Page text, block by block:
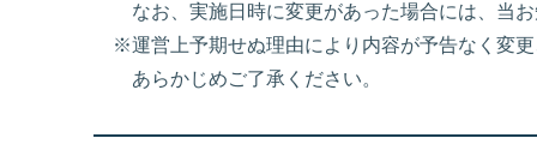
なお、実施日時に変更があった場合には、当
※運営上予期せぬ理由により内容が予告なく変
あらかじめご了承ください。